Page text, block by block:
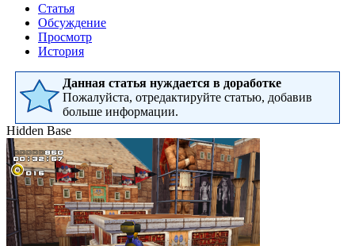
Статья
Обсуждение
Просмотр
История
Данная статья нуждается в доработке
Пожалуйста, отредактируйте статью, добавив
больше информации.
Hidden Base